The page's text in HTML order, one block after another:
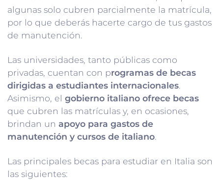
algunas solo cubren parcialmente la matrícula,
por lo que deberás hacerte cargo de tus gastos
de manutención.
Las universidades, tanto públicas como
privadas, cuentan con programas de becas
dirigidas a estudiantes internacionales.
Asimismo, el gobierno italiano ofrece becas
que cubren las matrículas y, en ocasiones,
brindan un apoyo para gastos de
manutención y cursos de italiano.
Las principales becas para estudiar en Italia son
las siguientes: